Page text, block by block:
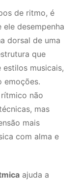
de ritmo, é
desempenha
dorsal de uma
que
musicais,
emoções.
não
mas
mais
com alma e
ajuda a